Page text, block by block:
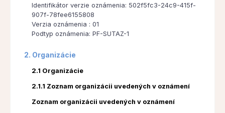
Identifikátor verzie oznámenia: 502f5fc3-24c9-415f-
907f-78fee6155808
Verzia oznámenia : 01
Podtyp oznámenia: PF-SUTAZ-1
2. Organizácie
2.1 Organizácie
2.1.1 Zoznam organizácii uvedených v oznámení
Zoznam organizácii uvedených v oznámení